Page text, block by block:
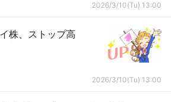
2026/3/10(Tu) 13:00
株、ストップ高
2026/3/10(Tu) 13:00